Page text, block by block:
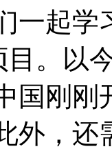
一起学
。以
刚刚
外，还